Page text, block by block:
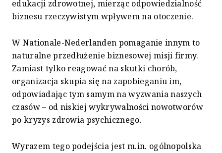
edukacji zdrowotnej, mierząc odpowiedzialność
biznesu rzeczywistym wpływem na otoczenie.
W Nationale-Nederlanden pomaganie innym to
naturalne przedłużenie biznesowej misji firmy.
Zamiast tylko reagować na skutki chorób,
organizacja skupia się na zapobieganiu im,
odpowiadając tym samym na wyzwania naszych
czasów – od niskiej wykrywalności nowotworów
po kryzys zdrowia psychicznego.
Wyrazem tego podejścia jest m.in. ogólnopolska